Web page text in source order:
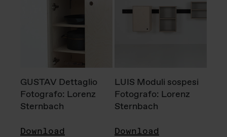
GUSTAV Dettaglio
Fotografo: Lorenz
Sternbach
Download
LUIS Moduli sospesi
Fotografo: Lorenz
Sternbach
Download